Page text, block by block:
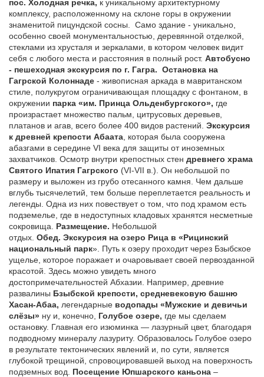
пос. Холодная речка, к уникальному архитектурному
комплексу, расположенному на склоне горы в окружении
знаменитой пицундской сосны. Само здание - уникально,
особенно своей монументальностью, деревянной отделкой,
стеклами из хрусталя и зеркалами, в котором человек видит
себя с любого места и расстояния в полный рост. Автобусно
- пешеходная экскурсия по г. Гагра. Остановка на
Гагрской Колоннаде - живописная аркада в мавританском
стиле, полукругом ограничивающая площадку с фонтаном, в
окружении парка «им. Принца Ольденбургского», где
произрастает множество пальм, цитрусовых деревьев,
платанов и агав, всего более 400 видов растений. Экскурсия
к древней крепости Абаата , которая была сооружена
абазгами в середине VI века для защиты от иноземных
захватчиков. Осмотр внутри крепостных стен древнего храма
Святого Ипатия Гагрского (VI-VII в.). Он небольшой по
размеру и выложен из грубо отесанного камня. Чем дальше
вглубь тысячелетий, тем больше переплетается реальность и
легенды. Одна из них повествует о том, что под храмом есть
подземелье, где в недоступных кладовых хранятся несметные
сокровища. Размещение. Небольшой
отдых. Обед. Экскурсия на озеро Рица в «Рицинский
национальный парк». Путь к озеру проходит через Бзыбское
ущелье, которое поражает и очаровывает своей первозданной
красотой. Здесь можно увидеть много
достопримечательностей Абхазии. Например, древние
развалины Бзыбской крепости, средневековую башню
Хасан-Абаа, легендарные водопады «Мужские и девичьи
слёзы» ну и, конечно, Голубое озере, где мы сделаем
остановку. Главная его изюминка — лазурный цвет, благодаря
подводному минералу лазуриту. Образовалось Голубое озеро
в результате тектонических явлений и, по сути, является
глубокой трещиной, спровоцировавшей выход на поверхность
подземных вод.
Посещение Юпшарского каньона –